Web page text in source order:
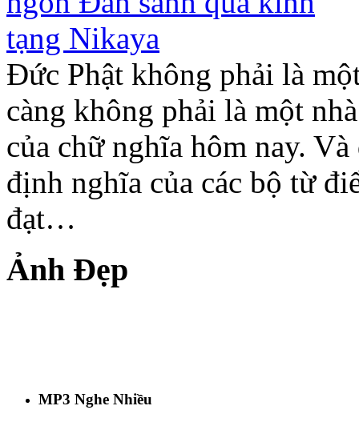
Đức Phật không phải là
càng không phải là một
của chữ nghĩa hôm nay.
định nghĩa của các bộ từ
đạt…
Ảnh Đẹp
MP3 Nghe Nhiều